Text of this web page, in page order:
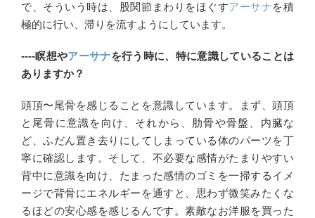
で、そういう時は、股関節まわりをほぐすアーサナを積
極的に行い、滞りを流すようにしています。
----瞑想やアーサナを行う時に、特に意識していることは
ありますか？
頭頂〜尾骨を感じることを意識しています。まず、頭頂
と尾骨に意識を向け、それから、肋骨や骨盤、内臓な
ど、ふだん置き去りにしてしまっている体のパーツを丁
寧に確認します。そして、不必要な感情がたまりやすい
背中に意識を向け、たまった感情のゴミを一掃するイメ
ージで背骨にエネルギーを通すと、思わず微笑みたくな
るほどの安心感を感じるんです。素敵なお洋服を買った